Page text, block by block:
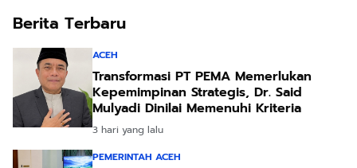
Berita Terbaru
ACEH
Transformasi PT PEMA Memerlukan
Kepemimpinan Strategis, Dr. Said
Mulyadi Dinilai Memenuhi Kriteria
3 hari yang lalu
PEMERINTAH ACEH